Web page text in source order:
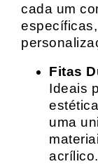
cada um
Fitas
Ideais
uma